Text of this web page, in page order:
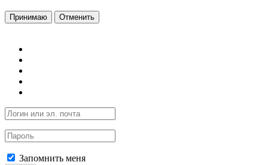
Принимаю Отменить
Запомнить меня